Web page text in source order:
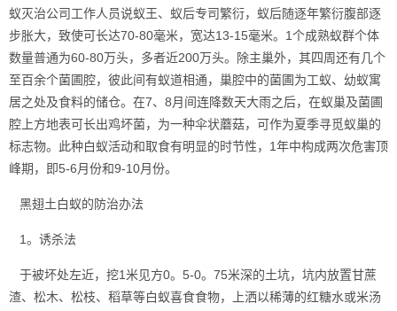
蚁灭治公司工作人员说蚁王、蚁后专司繁衍，蚁后随逐年繁衍腹部逐
步胀大，致使可长达70-80毫米，宽达13-15毫米。1个成熟蚁群个体
数量普通为60-80万头，多者近200万头。除主巢外，其四周还有几个
至百余个菌圃腔，彼此间有蚁道相通，巢腔中的菌圃为工蚁、幼蚁寓
居之处及食料的储仓。在7、8月间连降数天大雨之后，在蚁巢及菌圃
腔上方地表可长出鸡坏菌，为一种伞状蘑菇，可作为夏季寻觅蚁巢的
标志物。此种白蚁活动和取食有明显的时节性，1年中构成两次危害顶
峰期，即5-6月份和9-10月份。
黑翅土白蚁的防治办法
1。诱杀法
于被坏处左近，挖1米见方0。5-0。75米深的土坑，坑内放置甘蔗
渣、松木、松枝、稻草等白蚁喜食食物，上洒以稀薄的红糖水或米汤